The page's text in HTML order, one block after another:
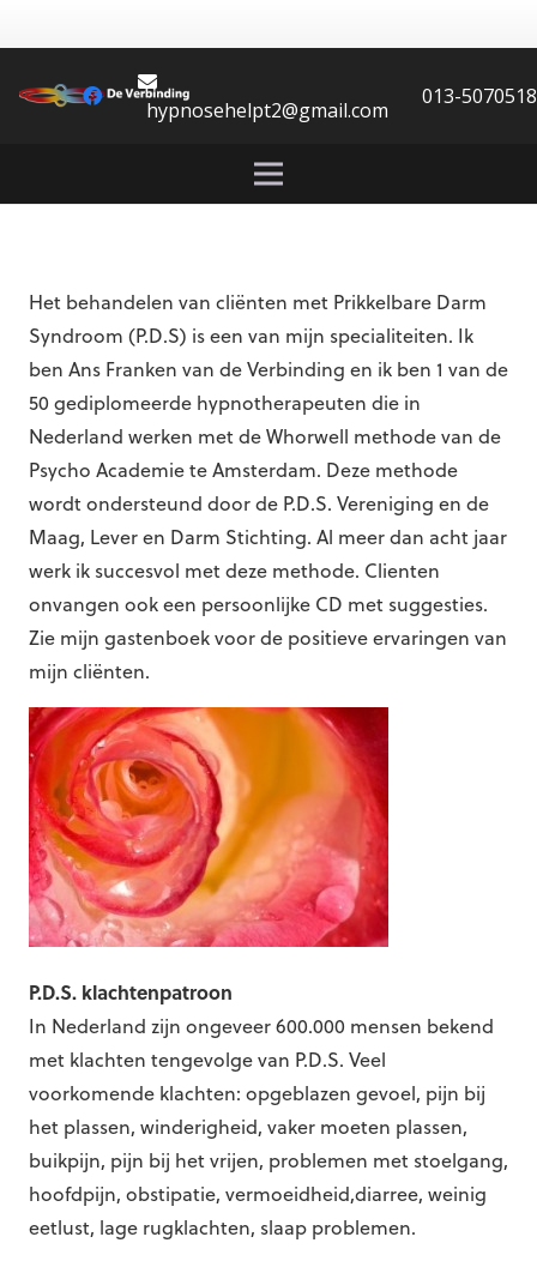
hypnosehelpt2@gmail.com
013-
Het behandelen van cliënten met Prikkelbare Darm
Syndroom (P.D.S) is een van mijn specialiteiten. Ik
ben Ans Franken van de Verbinding en ik ben 1 van de
50 gediplomeerde hypnotherapeuten die in
Nederland werken met de Whorwell methode van de
Psycho Academie te Amsterdam. Deze methode
wordt ondersteund door de P.D.S. Vereniging en de
Maag, Lever en Darm Stichting. Al meer dan acht jaar
werk ik succesvol met deze methode. Clienten
onvangen ook een persoonlijke CD met suggesties.
Zie mijn gastenboek voor de positieve ervaringen van
mijn cliënten.
P.D.S. klachtenpatroon
In Nederland zijn ongeveer 600.000 mensen bekend
met klachten tengevolge van P.D.S. Veel
voorkomende klachten: opgeblazen gevoel, pijn bij
het plassen, winderigheid, vaker moeten plassen,
buikpijn, pijn bij het vrijen, problemen met stoelgang,
hoofdpijn, obstipatie, vermoeidheid,diarree, weinig
eetlust, lage rugklachten, slaap problemen.